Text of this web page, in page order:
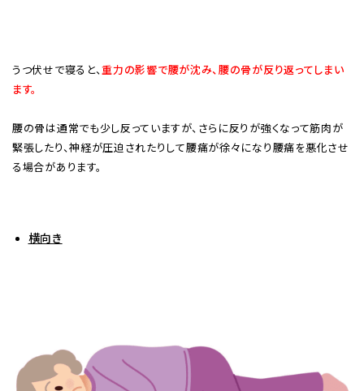
うつ伏せで寝ると、重力の影響で腰が沈み、腰の骨が反り返ってしまい
ます。
腰の骨は通常でも少し反っていますが、さらに反りが強くなって筋肉が
緊張したり、神経が圧迫されたりして腰痛が徐々になり腰痛を悪化させ
る場合があります。
横向き